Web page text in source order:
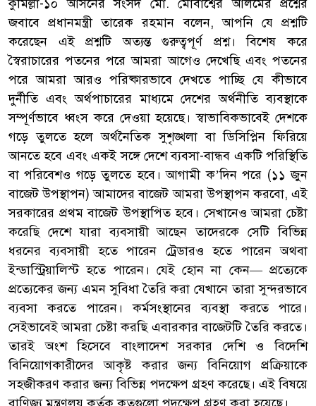
কুমিল্লা-১০ আসনের সংসদ মো. মোবাশ্বের আলমের প্রশ্নের
জবাবে প্রধানমন্ত্রী তারেক রহমান বলেন, আপনি যে প্রশ্নটি
করেছেন এই প্রশ্নটি অত্যন্ত গুরুত্বপূর্ণ প্রশ্ন। বিশেষ করে
স্বৈরাচারের পতনের পরে আমরা আগেও দেখেছি এবং পতনের
পরে আমরা আরও পরিষ্কারভাবে দেখতে পাচ্ছি যে কীভাবে
দুর্নীতি এবং অর্থপাচারের মাধ্যমে দেশের অর্থনীতি ব্যবস্থাকে
সম্পূর্ণভাবে ধ্বংস করে দেওয়া হয়েছে। স্বাভাবিকভাবেই দেশকে
গড়ে তুলতে হলে অর্থনৈতিক সুশৃঙ্খলা বা ডিসিপ্লিন ফিরিয়ে
আনতে হবে এবং একই সঙ্গে দেশে ব্যবসা-বান্ধব একটি পরিস্থিতি
বা পরিবেশও গড়ে তুলতে হবে। আগামী ক’দিন পরে (১১ জুন
বাজেট উপস্থাপন) আমাদের বাজেট আমরা উপস্থাপন করবো, এই
সরকারের প্রথম বাজেট উপস্থাপিত হবে। সেখানেও আমরা চেষ্টা
করেছি দেশে যারা ব্যবসায়ী আছেন তাদেরকে সেটি বিভিন্ন
ধরনের ব্যবসায়ী হতে পারেন ট্রেডারও হতে পারেন অথবা
ইন্ডাস্ট্রিয়ালিস্ট হতে পারেন। যেই হোন না কেন— প্রত্যেকে
প্রত্যেকের জন্য এমন সুবিধা তৈরি করা যেখানে তারা সুন্দরভাবে
ব্যবসা করতে পারেন। কর্মসংস্থানের ব্যবস্থা করতে পারে।
সেইভাবেই আমরা চেষ্টা করছি এবারকার বাজেটটি তৈরি করতে।
তারই অংশ হিসেবে বাংলাদেশ সরকার দেশি ও বিদেশি
বিনিয়োগকারীদের আকৃষ্ট করার জন্য বিনিয়োগ প্রক্রিয়াকে
সহজীকরণ করার জন্য বিভিন্ন পদক্ষেপ গ্রহণ করেছে। এই বিষয়ে